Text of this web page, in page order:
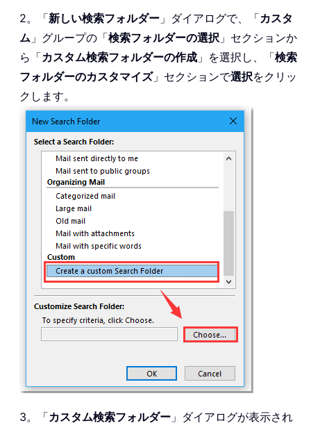
2。「新しい検索フォルダー 」ダイアログで、「カスタ
ム 」グループの「検索フォルダーの選択 」セクションか
ら「カスタム検索フォルダーの作成 」を選択し、「検索
フォルダーのカスタマイズ」セクションで選択をクリッ
クします。
3。「カスタム検索フォルダー 」ダイアログが表示され